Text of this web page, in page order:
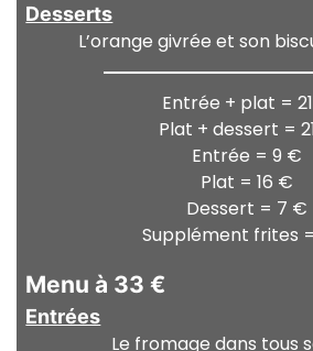
Desserts
L’orange givrée et son
Entrée + plat =
Plat + dessert =
Entrée = 9 €
Plat = 16 €
Dessert = 7 €
Supplément frites
Menu à 33 €
Entrées
Le fromage dans tous